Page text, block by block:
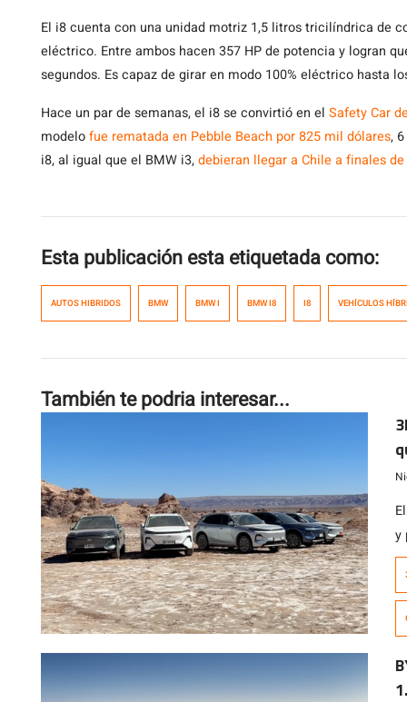
El i8 cuenta con una unidad motriz 1,5 litros tricilíndrica de
eléctrico. Entre ambos hacen 357 HP de potencia y logran
segundos. Es capaz de girar en modo 100% eléctrico hasta
Hace un par de semanas, el i8 se convirtió en el Safety Car
modelofue rematada en Pebble Beach por 825 mil dólares,
i8, al igual que el BMW i3,debieran llegar a Chile a finales
Esta publicación esta etiquetada como:
AUTOS HIBRIDOS BMW BMW I BMW I8 I8 VEHÍCULOS
También te podria interesar...
y